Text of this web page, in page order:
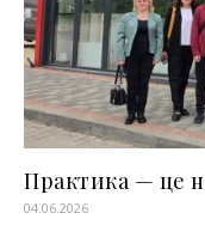
Практика — це
04.06.2026